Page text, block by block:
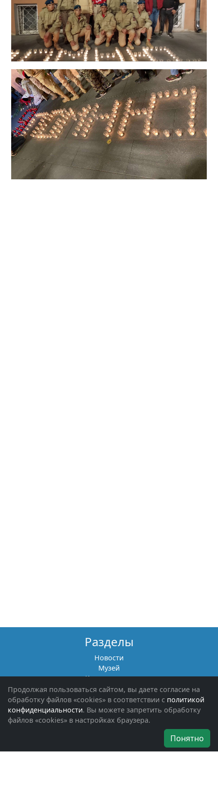
Разделы
Новости
Музей
Книги памяти
Фотоальбомы
Обращения граждан
Помощь участникам СВО и их семьям
Об организации
Наши награды
Продолжая пользоваться сайтом, вы даете согласие на
обработку файлов «cookies» в соответствии с политикой
конфиденциальности. Вы можете запретить обработку
файлов «cookies» в настройках браузера.
Понятно